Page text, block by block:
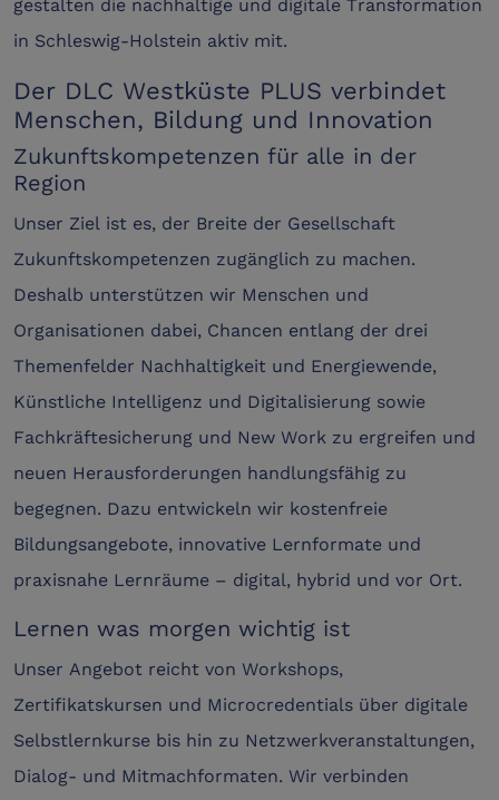
in Schleswig-Holstein aktiv mit.
Der DLC Westküste PLUS verbindet
Menschen, Bildung und Innovation
Zukunftskompetenzen für alle in der
Region
Unser Ziel ist es, der Breite der Gesellschaft
Zukunftskompetenzen zugänglich zu machen.
Deshalb unterstützen wir Menschen und
Organisationen dabei, Chancen entlang der drei
Themenfelder Nachhaltigkeit und Energiewende,
Künstliche Intelligenz und Digitalisierung sowie
Fachkräftesicherung und New Work zu ergreifen und
neuen Herausforderungen handlungsfähig zu
begegnen. Dazu entwickeln wir kostenfreie
Bildungsangebote, innovative Lernformate und
praxisnahe Lernräume – digital, hybrid und vor Ort.
Lernen was morgen wichtig ist
Unser Angebot reicht von Workshops,
Zertifikatskursen und Microcredentials über digitale
Selbstlernkurse bis hin zu Netzwerkveranstaltungen,
Dialog- und Mitmachformaten. Wir verbinden